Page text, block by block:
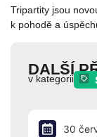
Tripartity jsou
k pohodě a
DALŠÍ
v kategorii
30